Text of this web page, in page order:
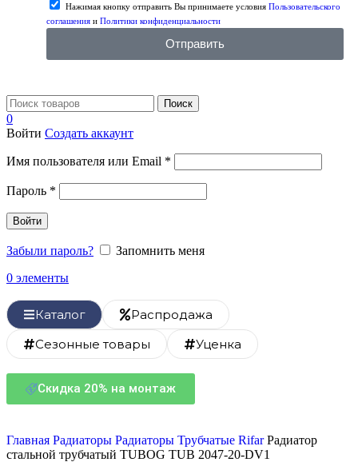
Нажимая кнопку отправить Вы принимаете условия Пользовательского
соглашения и Политики конфиденциальности
Отправить
Поиск
0
Войти Создать аккаунт
Имя пользователя или Email *
Пароль *
Войти
Забыли пароль?
Запомнить меня
0 элементы
Каталог
Распродажа
Сезонные товары
Уценка
Скидка 20% на монтаж
Главная Радиаторы Радиаторы Трубчатые RifarРадиатор
стальной трубчатый TUBOG TUB 2047-20-DV1